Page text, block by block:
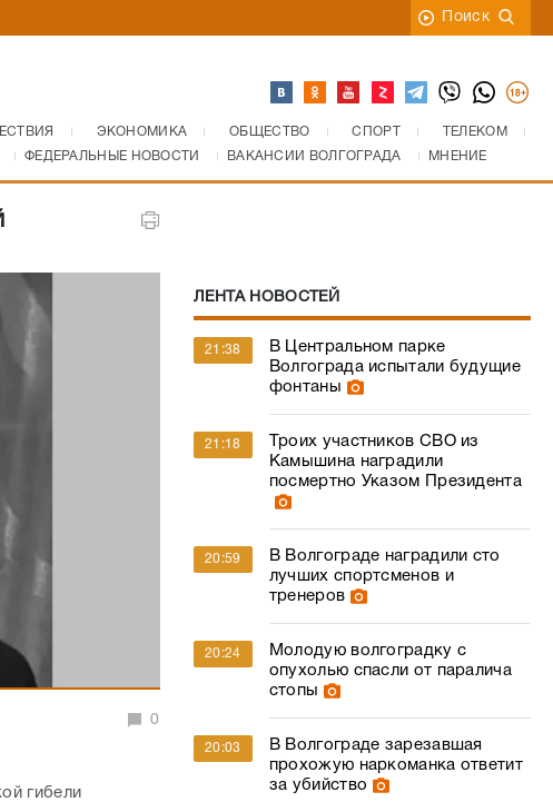
Поиск
ЭКОНОМИКА ОБЩЕСТВО СПОРТ
ТЕЛЕКОМ
ФЕДЕРАЛЬНЫЕ НОВОСТИ ВАКАНСИИ ВОЛГОГРАДА МНЕНИЕ
0
гибели
ЛЕНТА НОВОСТЕЙ
21:38
В Центральном парке
Волгограда испытали будущие
фонтаны
21:18
Троих участников СВО из
Камышина наградили
посмертно Указом Президента
20:59
В Волгограде наградили сто
лучших спортсменов и
тренеров
20:24
Молодую волгоградку с
опухолью спасли от паралича
стопы
20:03
В Волгограде зарезавшая
прохожую наркоманка ответит
за убийство